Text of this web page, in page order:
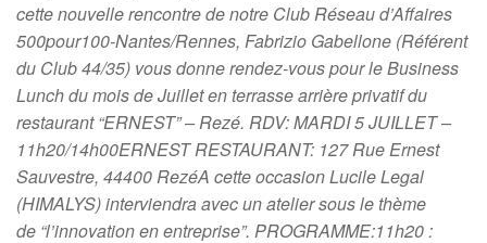
cette nouvelle rencontre de notre Club Réseau d’Affaires
500pour100-Nantes/Rennes, Fabrizio Gabellone (Référent
du Club 44/35) vous donne rendez-vous pour le Business
Lunch du mois de Juillet en terrasse arrière privatif du
restaurant “ERNEST” – Rezé. RDV: MARDI 5 JUILLET –
11h20/14h00ERNEST RESTAURANT: 127 Rue Ernest
Sauvestre, 44400 RezéA cette occasion Lucile Legal
(HIMALYS) interviendra avec un atelier sous le thème
de “l’innovation en entreprise”. PROGRAMME:11h20 :